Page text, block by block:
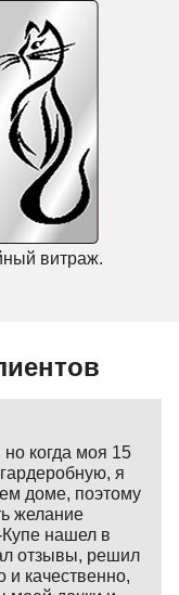
витраж.
когда моя 15
я
доме, поэтому
желание
нашел в
отзывы, решил
и качественно,